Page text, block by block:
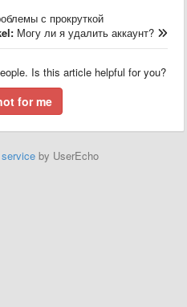
с прокруткой
Могу ли я удалить аккаунт?
Is this article helpful for you?
for me
by UserEcho